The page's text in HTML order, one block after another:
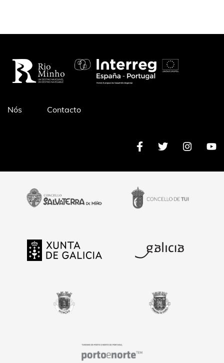
Pé
Nós Contacto